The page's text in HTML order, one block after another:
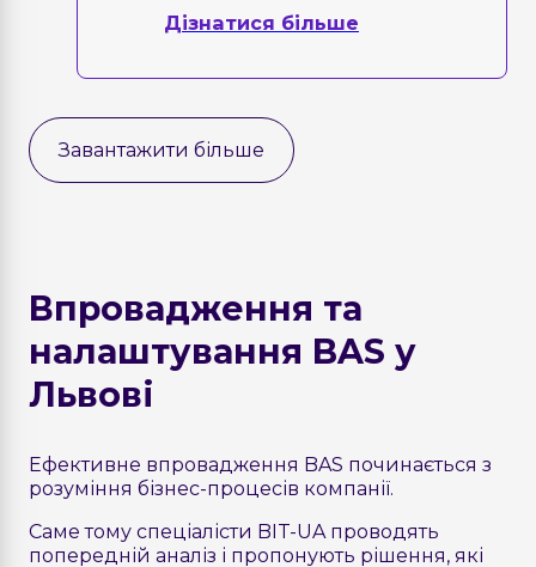
Дізнатися більше
Завантажити більше
Впровадження та
налаштування BAS у
Львові
Ефективне впровадження BAS починається з
розуміння бізнес-процесів компанії.
Саме тому спеціалісти BIT-UA проводять
попередній аналіз і пропонують рішення, які